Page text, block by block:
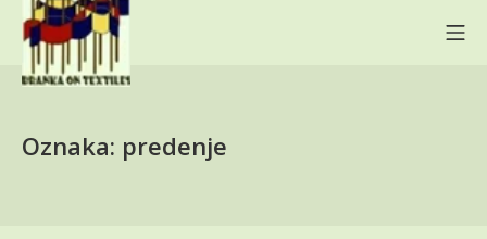
content
Oznaka: predenje